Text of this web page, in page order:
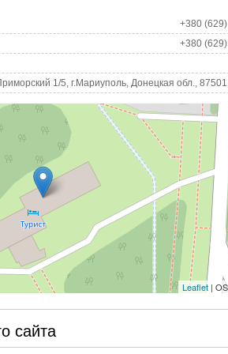
+380
+380
1/5, г.Мариуполь, Донецкая обл.,
Leaflet |
сайта